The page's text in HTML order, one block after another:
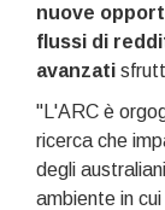
nuove
flussi di
avanzati
"L'ARC è
ricerca che
degli
ambiente in